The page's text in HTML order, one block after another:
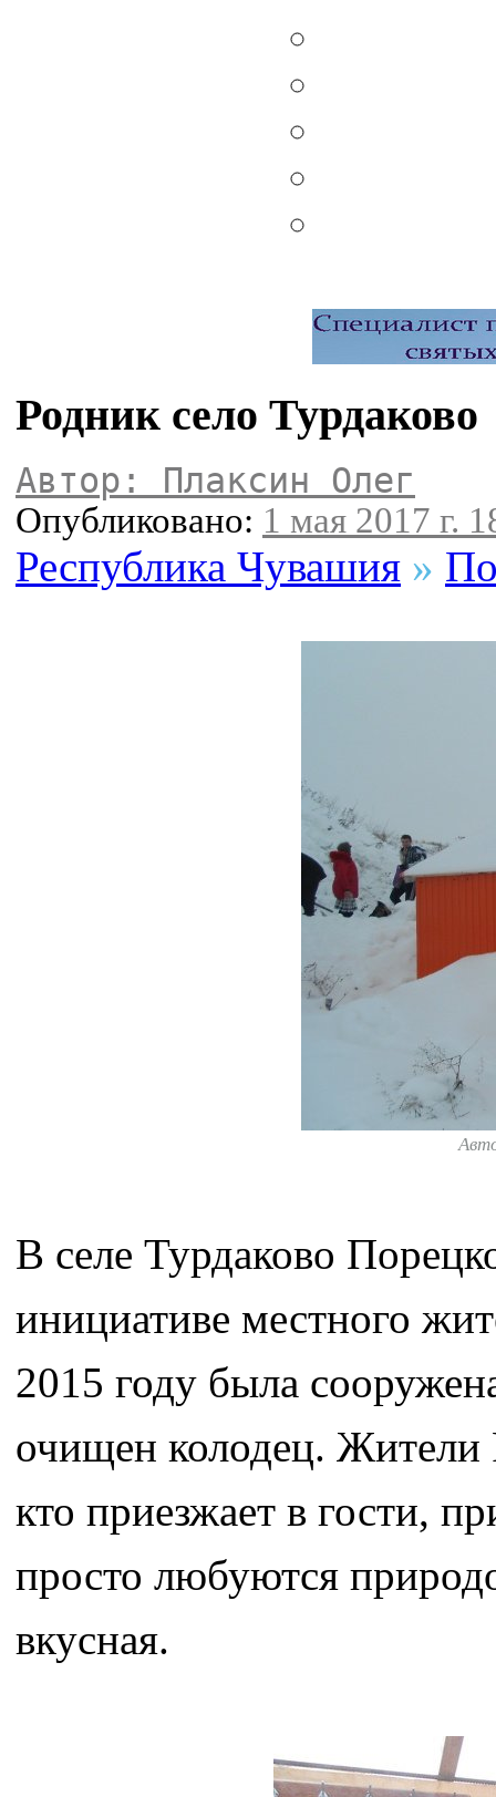
Родник село Турдаково
Автор: Плаксин Олег
Опубликовано: 1 мая 2017 г.
Республика Чувашия »
В селе Турдаково
инициативе местного
2015 году была
очищен колодец. Жители
кто приезжает в гости,
просто любуются
вкусная.